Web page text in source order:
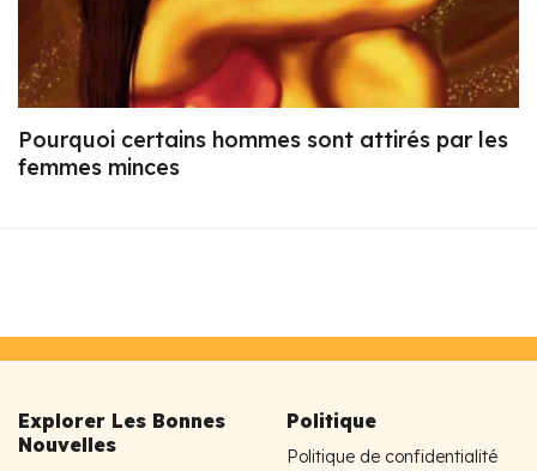
Pourquoi certains hommes sont attirés par les
femmes minces
Explorer Les Bonnes
Nouvelles
Politique
Politique de confidentialité